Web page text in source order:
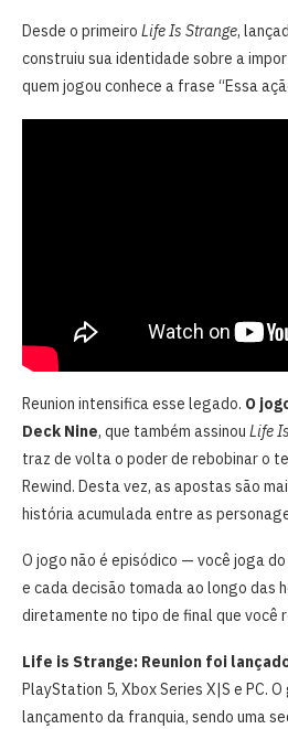
Desde o primeiro Life Is Strange,
construiu sua identidade sobre a
quem jogou conhece a frase “Essa
Reunion intensifica esse legado. O
Deck Nine, que também assinou Life
traz de volta o poder de rebobinar o
Rewind. Desta vez, as apostas são
história acumulada entre as
O jogo não é episódico — você joga
e cada decisão tomada ao longo das
diretamente no tipo de final que você
Life is Strange: Reunion foi
PlayStation 5, Xbox Series X|S e PC.
lançamento da franquia, sendo uma